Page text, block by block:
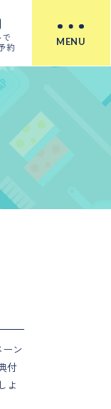
で
約
MENU
ン
付
よ